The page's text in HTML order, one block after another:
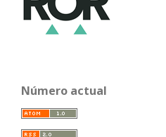
Número actual